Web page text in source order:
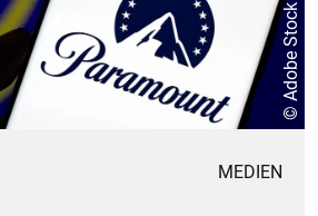
© Adobe Stock
MEDIEN